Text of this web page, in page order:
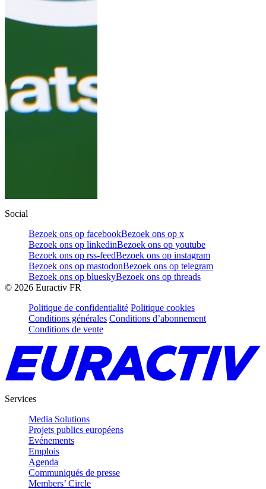
Social
Bezoek ons op facebookBezoek ons op x
Bezoek ons op linkedinBezoek ons op youtube
Bezoek ons op rss-feedBezoek ons op instagram
Bezoek ons op mastodonBezoek ons op telegram
Bezoek ons op blueskyBezoek ons op threads
© 2026 Euractiv FR
Politique de confidentialité Politique cookies
Conditions générales Conditions d’abonnement
Conditions de vente
Services
Media Solutions
Projets publics européens
Evénements
Emplois
Agenda
Communiqués de presse
Members’ Circle